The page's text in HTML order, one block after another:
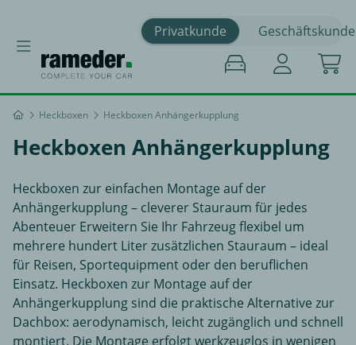
Privatkunde Geschäftskunde
Heckboxen Heckboxen Anhängerkupplung
Heckboxen Anhängerkupplung
Heckboxen zur einfachen Montage auf der
Anhängerkupplung – cleverer Stauraum für jedes
Abenteuer Erweitern Sie Ihr Fahrzeug flexibel um
mehrere hundert Liter zusätzlichen Stauraum – ideal
für Reisen, Sportequipment oder den beruflichen
Einsatz. Heckboxen zur Montage auf der
Anhängerkupplung sind die praktische Alternative zur
Dachbox: aerodynamisch, leicht zugänglich und schnell
montiert. Die Montage erfolgt werkzeuglos in wenigen